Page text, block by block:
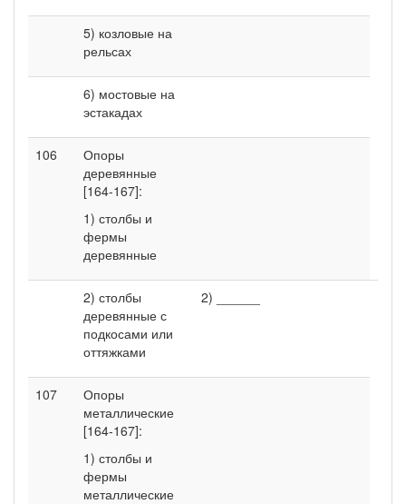
5) козловые на
рельсах
6) мостовые на
эстакадах
106
Опоры
деревянные
[164-167]:
1) столбы и
фермы
деревянные
2) столбы
деревянные с
подкосами или
оттяжками
2) ______
107
Опоры
металлические
[164-167]:
1) столбы и
фермы
металлические